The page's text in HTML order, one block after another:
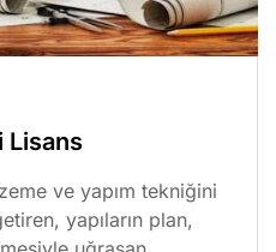
Lisans
ve yapım tekniğini
yapıların plan,